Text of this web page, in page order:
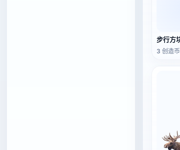
3 创造币